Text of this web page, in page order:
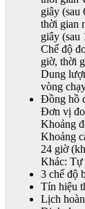
giây (sau
thời gian
giây (sau
Chế độ
giờ, thời
Dung
vòng
Đồng hồ
Đơn vị
Khoảng
Khoảng
24 giờ
Khác: Tự
3 chế độ
Tín hiệu
Lịch